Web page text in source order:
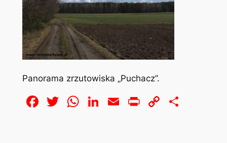
Panorama zrzutowiska „Puchacz”.
Facebook
Twitter
WhatsApp
LinkedIn
EmailPrintCopy